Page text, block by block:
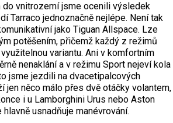
do vnitrozemí jsme ocenili výsledek
Tarraco jednoznačně nejlépe. Není tak
jako Tiguan Allspace. Lze
potěšením, přičemž každý z režimů
variantu. Ani v komfortním
nenaklání a v režimu Sport nejeví kola
jsme jezdili na dvacetipalcových
jen něco málo přes dvě otáčky volantem,
i u Lamborghini Urus nebo Aston
usnadňuje manévrování.